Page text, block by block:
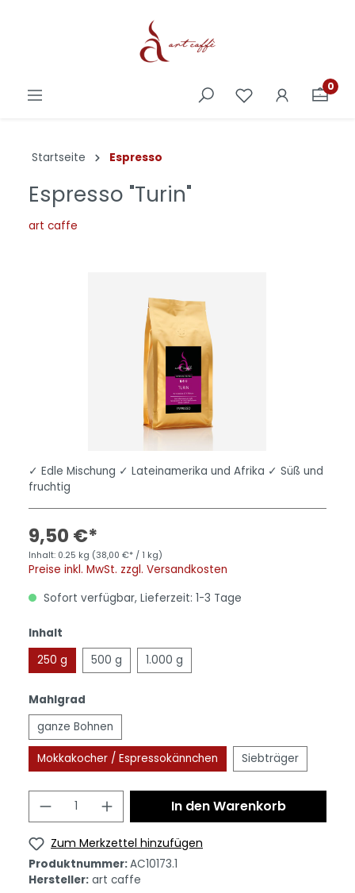
0
Startseite Espresso
Espresso "Turin"
art caffe
✓ Edle Mischung ✓ Lateinamerika und Afrika ✓ Süß und
fruchtig
9,50 €*
Inhalt: 0.25 kg (38,00 €* / 1 kg)
Preise inkl. MwSt. zzgl. Versandkosten
Sofort verfügbar, Lieferzeit: 1-3 Tage
Inhalt
250 g
500 g 1.000 g
Mahlgrad
ganze Bohnen
Mokkakocher / Espressokännchen Siebträger
In den Warenkorb
Zum Merkzettel hinzufügen
Produktnummer:AC10173.1
Hersteller: art caffe